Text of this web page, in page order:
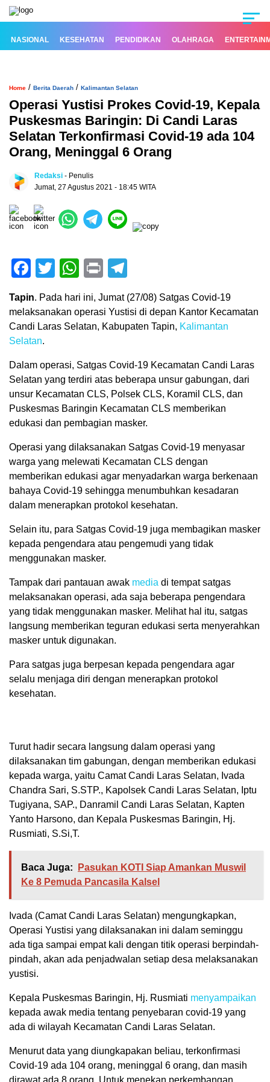
NASIONAL KESEHATAN PENDIDIKAN OLAHRAGA
Home / Berita Daerah / Kalimantan Selatan
Operasi Yustisi Prokes Covid-19, Kepala
Puskesmas Baringin: Di Candi Laras
Selatan Terkonfirmasi Covid-19 ada 104
Orang, Meninggal 6 Orang
Redaksi - Penulis
Jumat, 27 Agustus 2021 - 18:45 WITA
Facebook
TwitterWhatsApp
Print
Tapin. Pada hari ini, Jumat (27/08) Satgas Covid-19
melaksanakan operasi Yustisi di depan Kantor Kecamatan
Candi Laras Selatan, Kabupaten Tapin, Kalimantan
Selatan.
Dalam operasi, Satgas Covid-19 Kecamatan Candi Laras
Selatan yang terdiri atas beberapa unsur gabungan, dari
unsur Kecamatan CLS, Polsek CLS, Koramil CLS, dan
Puskesmas Baringin Kecamatan CLS memberikan
edukasi dan pembagian masker.
Operasi yang dilaksanakan Satgas Covid-19 menyasar
warga yang melewati Kecamatan CLS dengan
memberikan edukasi agar menyadarkan warga berkenaan
bahaya Covid-19 sehingga menumbuhkan kesadaran
dalam menerapkan protokol kesehatan.
Selain itu, para Satgas Covid-19 juga membagikan masker
kepada pengendara atau pengemudi yang tidak
menggunakan masker.
Tampak dari pantauan awak media di tempat satgas
melaksanakan operasi, ada saja beberapa pengendara
yang tidak menggunakan masker. Melihat hal itu, satgas
langsung memberikan teguran edukasi serta menyerahkan
masker untuk digunakan.
Para satgas juga berpesan kepada pengendara agar
selalu menjaga diri dengan menerapkan protokol
kesehatan.
Turut hadir secara langsung dalam operasi yang
dilaksanakan tim gabungan, dengan memberikan edukasi
kepada warga, yaitu Camat Candi Laras Selatan, Ivada
Chandra Sari, S.STP., Kapolsek Candi Laras Selatan, Iptu
Tugiyana, SAP., Danramil Candi Laras Selatan, Kapten
Yanto Harsono, dan Kepala Puskesmas Baringin, Hj.
Rusmiati, S.Si,T.
Baca Juga:
Pasukan KOTI Siap Amankan Muswil
Ke 8 Pemuda Pancasila Kalsel
Ivada (Camat Candi Laras Selatan) mengungkapkan,
Operasi Yustisi yang dilaksanakan ini dalam seminggu
ada tiga sampai empat kali dengan titik operasi berpindah-
pindah, akan ada penjadwalan setiap desa melaksanakan
yustisi.
Kepala Puskesmas Baringin, Hj. Rusmiati menyampaikan
kepada awak media tentang penyebaran covid-19 yang
ada di wilayah Kecamatan Candi Laras Selatan.
Menurut data yang diungkapakan beliau, terkonfirmasi
Covid-19 ada 104 orang, meninggal 6 orang, dan masih
dirawat ada 8 orang. Untuk menekan perkembangan